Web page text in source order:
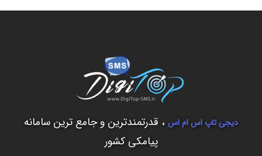
دیجی تاپ اس ام اس ، قدرتمندترین و جامع ترین سامانه
پیامکی کشور